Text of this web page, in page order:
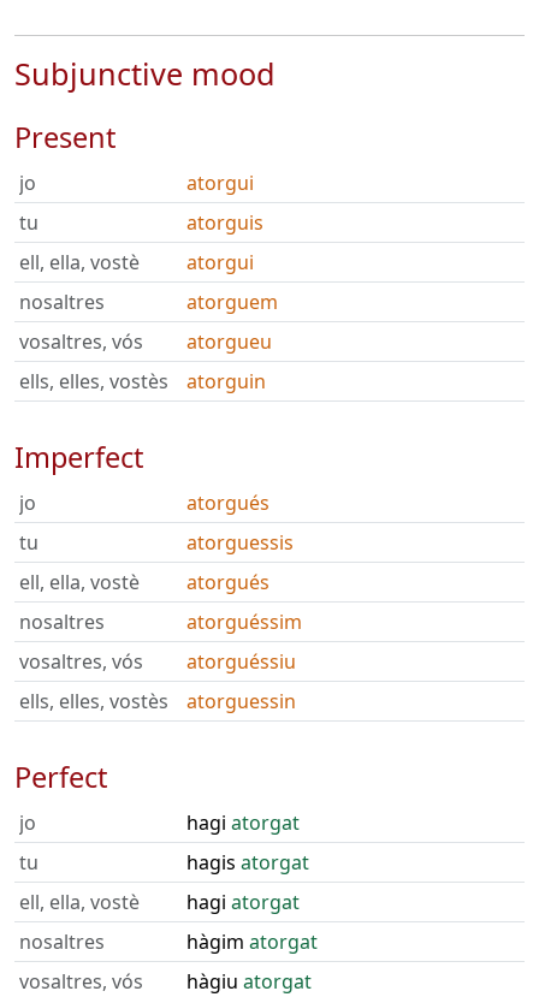
Subjunctive mood
Present
jo
atorgui
tu
atorguis
ell, ella, vostè
atorgui
nosaltres
atorguem
vosaltres, vós
atorgueu
ells, elles, vostès
atorguin
Imperfect
jo
atorgués
tu
atorguessis
ell, ella, vostè
atorgués
nosaltres
atorguéssim
vosaltres, vós
atorguéssiu
ells, elles, vostès
atorguessin
Perfect
jo hagi atorgat
tu
hagis atorgat
ell, ella, vostè
hagi atorgat
nosaltres
hàgim atorgat
vosaltres, vós
hàgiu atorgat